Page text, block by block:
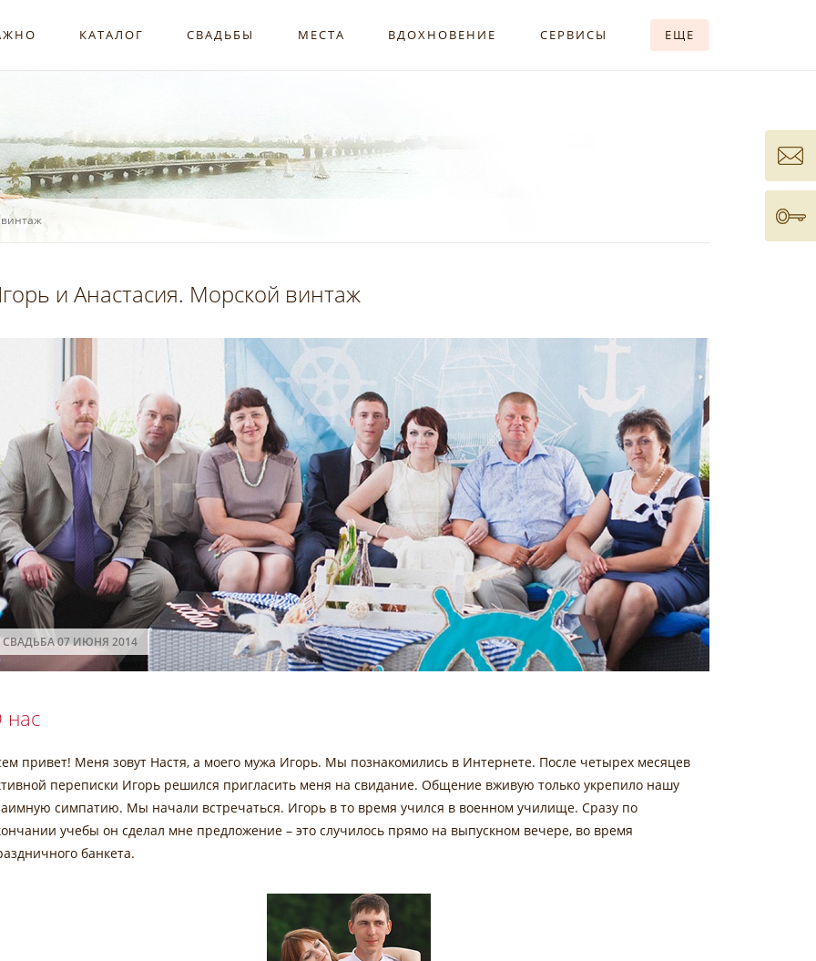
КАТАЛОГ СВАДЬБЫ МЕСТА ВДОХНОВЕНИЕ СЕРВИСЫ ЕЩЕ
и Анастасия. Морской винтаж
СВАДЬБА 07 ИЮНЯ 2014
нас
привет! Меня зовут Настя, а моего мужа Игорь. Мы познакомились в Интернете. После четырех месяцев
переписки Игорь решился пригласить меня на свидание. Общение вживую только укрепило нашу
симпатию. Мы начали встречаться. Игорь в то время учился в военном училище. Сразу по
учебы он сделал мне предложение – это случилось прямо на выпускном вечере, во время
банкета.